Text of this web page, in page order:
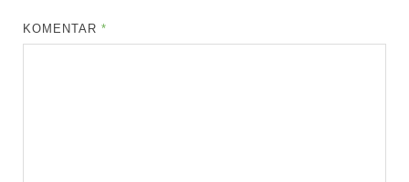
KOMENTAR*